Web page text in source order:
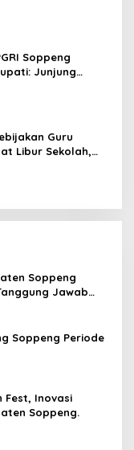
Soppeng
Junjung
Guru
Libur Sekolah,
Soppeng
Jawab
Soppeng Periode
Fest, Inovasi
Soppeng.